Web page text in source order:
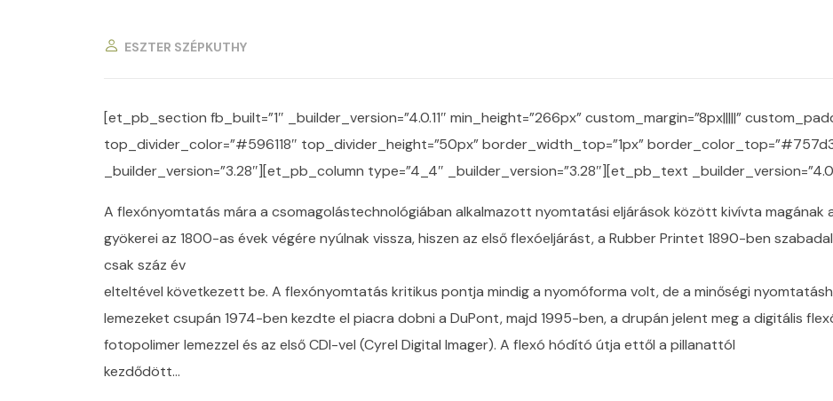
ESZTER SZÉPKUTHY
[et_pb_section fb_built=”1″ _builder_version=”4.0.11″ min_height=”266px” custom_margin=”8px|||||”
top_divider_color=”#596118″ top_divider_height=”50px” border_width_top=”1px”
_builder_version=”3.28″][et_pb_column type=”4_4″ _builder_version=”3.28″][et_pb_text
A flexónyomtatás mára a csomagolástechnológiában alkalmazott nyomtatási eljárások között kivívta magának
gyökerei az 1800-as évek végére nyúlnak vissza, hiszen az első flexóeljárást, a Rubber Printet 1890-ben
csak száz év
elteltével következett be. A flexónyomtatás kritikus pontja mindig a nyomóforma volt, de a minőségi
lemezeket csupán 1974-ben kezdte el piacra dobni a DuPont, majd 1995-ben, a drupán jelent meg a digitális
fotopolimer lemezzel és az első CDI-vel (Cyrel Digital Imager). A flexó hódító útja ettől a pillanattól
kezdődött…